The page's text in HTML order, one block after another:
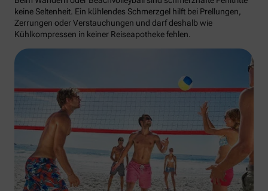
keine Seltenheit. Ein kühlendes Schmerzgel hilft bei Prellungen,
Zerrungen oder Verstauchungen und darf deshalb wie
Kühlkompressen in keiner Reiseapotheke fehlen.